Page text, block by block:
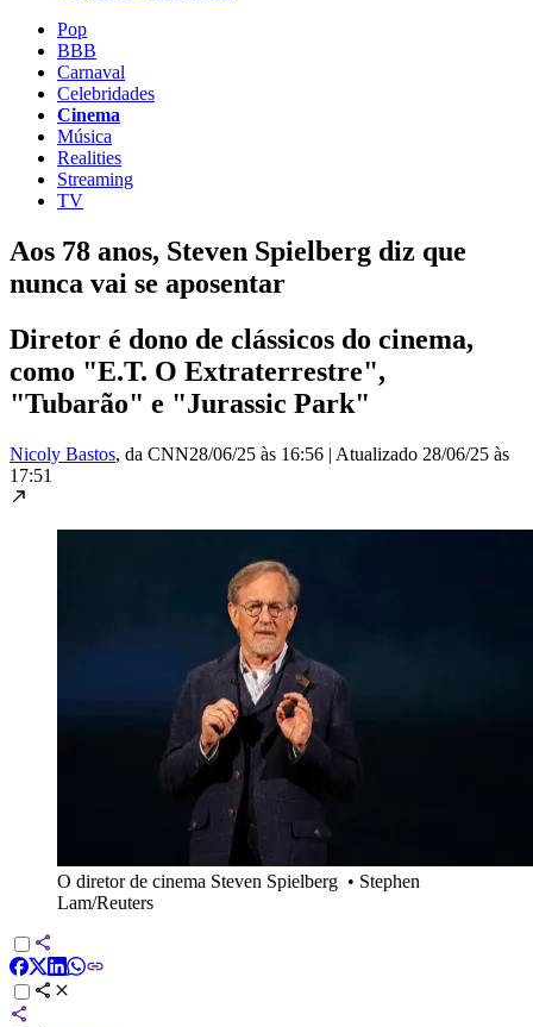
Pop
BBB
Carnaval
Celebridades
Cinema
Música
Realities
Streaming
TV
Aos 78 anos, Steven Spielberg diz que
nunca vai se aposentar
Diretor é dono de clássicos do cinema,
como "E.T. O Extraterrestre",
"Tubarão" e "Jurassic Park"
Nicoly Bastos, da CNN28/06/25 às 16:56 | Atualizado 28/06/25 às
17:51
O diretor de cinema Steven Spielberg • Stephen
Lam/Reuters